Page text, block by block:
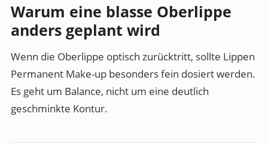
Warum eine blasse Oberlippe
anders geplant wird
Wenn die Oberlippe optisch zurücktritt, sollte Lippen
Permanent Make-up besonders fein dosiert werden.
Es geht um Balance, nicht um eine deutlich
geschminkte Kontur.